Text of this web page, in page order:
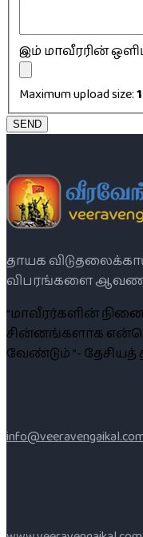
இம் மாவீரரின்
Maximum upload size:
SEND
தாயக
விபரங்களை
“மாவீரர்களின்
சின்னங்களாக
வேண்டும் ”-